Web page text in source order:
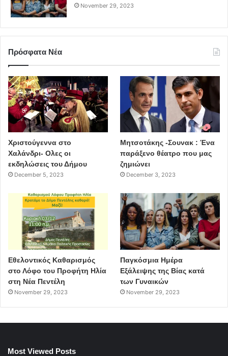
November 29, 2023
Πρόσφατα Νέα
Χριστούγεννα στο
Χαλάνδρι- Ολες οι
εκδηλώσεις του Δήμου
December 5, 2023
Μητσοτάκης -Σουνακ : Ένα
παράξενο θέατρο που μας
ζημιώνει
December 3, 2023
Εθελοντικός Καθαρισμός
στο Λόφο του Προφήτη Ηλία
στη Νέα Πεντέλη
November 29, 2023
Παγκόσμια Ημέρα
Εξάλειψης της Βίας κατά
των Γυναικών
November 29, 2023
Most Viewed Posts